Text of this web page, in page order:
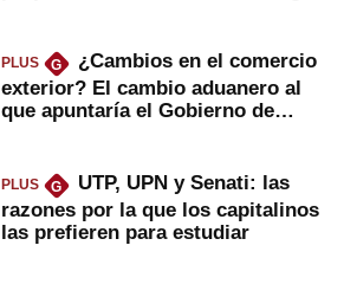
PLUS G
¿Cambios en el comercio
exterior? El cambio aduanero al
que apuntaría el Gobierno de
PLUS G
UTP, UPN y Senati: las
razones por la que los capitalinos
las prefieren para estudiar